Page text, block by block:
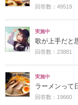
回答数：49519
実施中
歌が上手だと
回答数：23881
実施中
ラーメンって
回答数：19660